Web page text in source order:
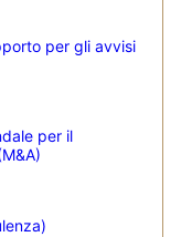
per gli avvisi
per il